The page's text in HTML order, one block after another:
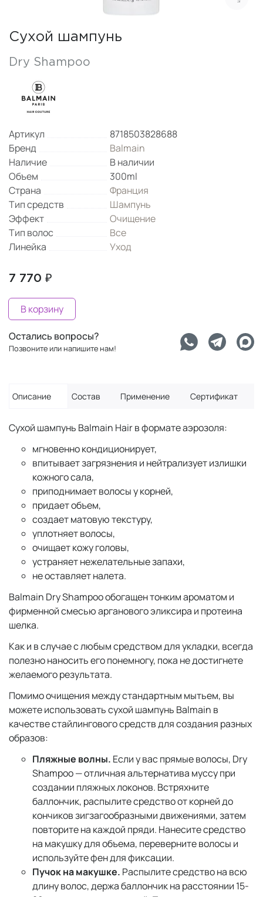
Сухой шампунь
Dry Shampoo
Артикул
8718503828688
Бренд
Balmain
Наличие
В наличии
Объем
300ml
Страна
Франция
Тип средств
Шампунь
Эффект
Очищение
Тип волос
Все
Линейка
Уход
7 770 ₽
В корзину
Остались вопросы?
Позвоните или напишите нам!
Описание Состав Применение Сертификат
Сухой шампунь Balmain Hair в формате аэрозоля:
мгновенно кондиционирует,
впитывает загрязнения и нейтрализует излишки
кожного сала,
приподнимает волосы у корней,
придает объем,
создает матовую текстуру,
уплотняет волосы,
очищает кожу головы,
устраняет нежелательные запахи,
не оставляет налета.
Balmain Dry Shampoo обогащен тонким ароматом и
фирменной смесью арганового эликсира и протеина
шелка.
Как и в случае с любым средством для укладки, всегда
полезно наносить его понемногу, пока не достигнете
желаемого результата.
Помимо очищения между стандартным мытьем, вы
можете использовать сухой шампунь Balmain в
качестве стайлингового средств для создания разных
образов:
Пляжные волны. Если у вас прямые волосы, Dry
Shampoo — отличная альтернатива муссу при
создании пляжных локонов. Встряхните
баллончик, распылите средство от корней до
кончиков зигзагообразными движениями, затем
повторите на каждой пряди. Нанесите средство
на макушку для объема, переверните волосы и
используйте фен для фиксации.
Пучок на макушке. Распылите средство на всю
длину волос, держа баллончик на расстоянии 15-